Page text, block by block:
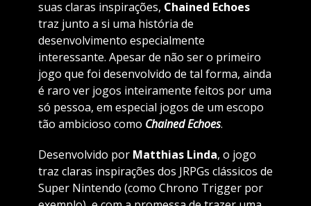
suas claras inspirações, Chained Echoes
traz junto a si uma história de
desenvolvimento especialmente
interessante. Apesar de não ser o primeiro
jogo que foi desenvolvido de tal forma, ainda
é raro ver jogos inteiramente feitos por uma
só pessoa, em especial jogos de um escopo
tão ambicioso como Chained Echoes.
Desenvolvido por Matthias Linda, o jogo
traz claras inspirações dos JRPGs clássicos de
Super Nintendo (como Chrono Trigger por